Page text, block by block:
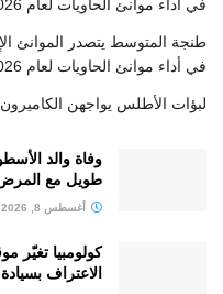
في أداء موانئ الحاويات لعام 2026
طنجة المتوسط يتصدر الموانئ
في أداء موانئ الحاويات لعام 2026
لبؤات الأطلس يواجهن
وفاة والد
طويل مع
أغسطس 8, 2026
كولومبيا تغيّر
الاعتراف